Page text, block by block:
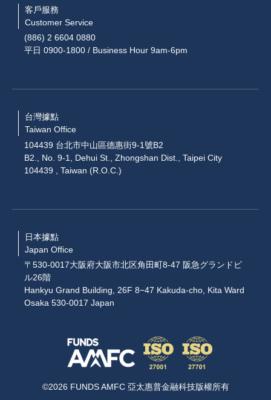
客戶服務
Customer Service
(886) 2 6604 0880
平日 0900-1800 / Business Hour 9am-6pm
台灣據點
Taiwan Office
104439 台北市中山區德惠街9-1號B2
B2., No. 9-1, Dehui St., Zhongshan Dist., Taipei City
104439 , Taiwan (R.O.C.)
日本據點
Japan Office
〒530-0017大阪府大阪市北区角田町8-47 阪急グランドビ
ル26階
Hankyu Grand Building, 26F 8−47 Kakuda-cho, Kita Ward
Osaka 530-0017 Japan
©2026 FUNDS AMFC 亞太惠普金融科技版權所有